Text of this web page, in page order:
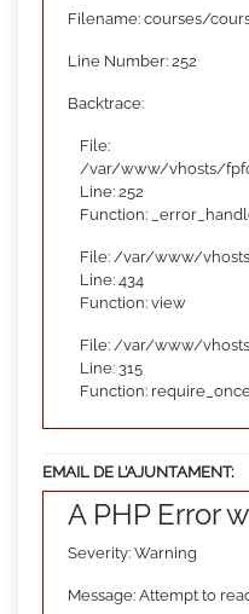
Filename: courses/
Line Number: 252
Backtrace:
File:
/var/www/vhosts/
Line: 252
Function:
File: /var/www/
Line: 434
Function: view
File: /var/www/
Line: 315
Function:
EMAIL DE L’AJUNTAMENT:
A PHP Error
Severity: Warning
Message: Attempt to